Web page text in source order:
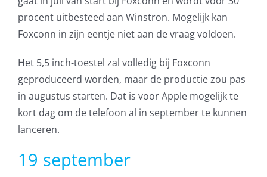
Glasvezelverbindingen
Microsoft software licenties
SLA overeenkomsten
Remote Help
procent uitbesteed aan Winstron. Mogelijk kan
Foxconn in zijn eentje niet aan de vraag voldoen.
Het 5,5 inch-toestel zal volledig bij Foxconn
geproduceerd worden, maar de productie zou pas
in augustus starten. Dat is voor Apple mogelijk te
kort dag om de telefoon al in september te kunnen
lanceren.
19 september